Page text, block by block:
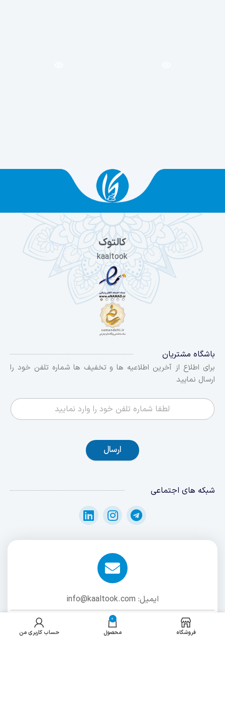
کالتوک
kaaltook
باشگاه مشتریان
برای اطلاع از آخرین اطلاعیه ها و تخفیف ها شماره تلفن خود را
ارسال نمایید
ارسال
شبکه های اجتماعی
ایمیل: info@kaaltook.com
فروشگاه
0
محصول حساب کاربری من